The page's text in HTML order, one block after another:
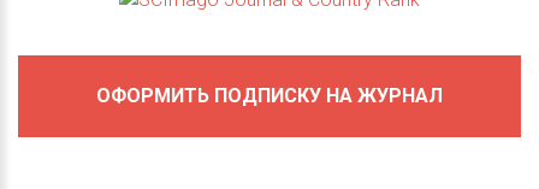
ОФОРМИТЬ ПОДПИСКУ НА ЖУРНАЛ